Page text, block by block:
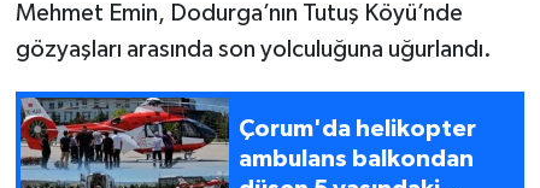
Mehmet Emin, Dodurga’nın Tutuş Köyü’nde
gözyaşları arasında son yolculuğuna uğurlandı.
Çorum'da helikopter
ambulans balkondan